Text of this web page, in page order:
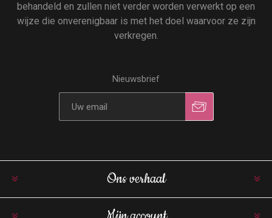
behandeld en zullen niet verder worden verwerkt op een
wijze die onverenigbaar is met het doel waarvoor ze zijn
verkregen.
Nieuwsbrief
Ons verhaal